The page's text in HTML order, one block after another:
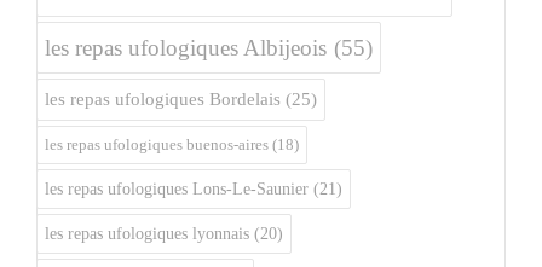
les repas ufologiques Albijeois (55)
les repas ufologiques Bordelais (25)
les repas ufologiques buenos-aires (18)
les repas ufologiques Lons-Le-Saunier (21)
les repas ufologiques lyonnais (20)